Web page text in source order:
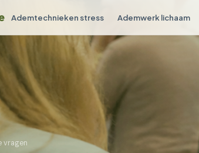
Ademtechnieken stress Ademwerk lichaam
vragen